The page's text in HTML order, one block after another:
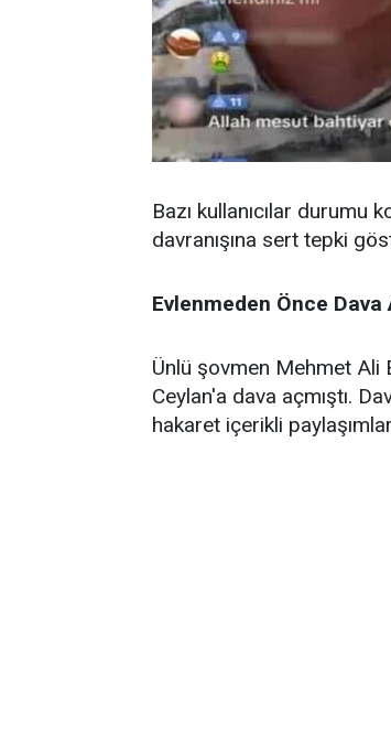
Bazı kullanıcılar
davranışına sert tepki
Evlenmeden Önce Dava
Ünlü şovmen Mehmet Ali
Ceylan'a dava açmıştı.
hakaret içerikli